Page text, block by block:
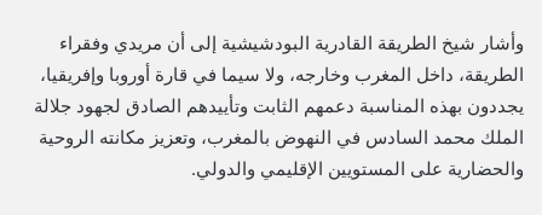
وأشار شيخ الطريقة القادرية البودشيشية إلى أن مريدي وفقراء
الطريقة، داخل المغرب وخارجه، ولا سيما في قارة أوروبا وإفريقيا،
يجددون بهذه المناسبة دعمهم الثابت وتأييدهم الصادق لجهود جلالة
الملك محمد السادس في النهوض بالمغرب، وتعزيز مكانته الروحية
والحضارية على المستويين الإقليمي والدولي.